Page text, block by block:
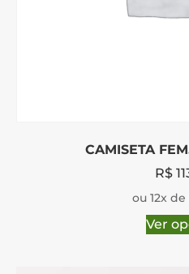
CAMISETA
R$
ou 12x de
Ver